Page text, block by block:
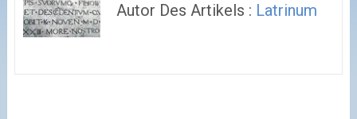
Autor Des Artikels : Latrinum